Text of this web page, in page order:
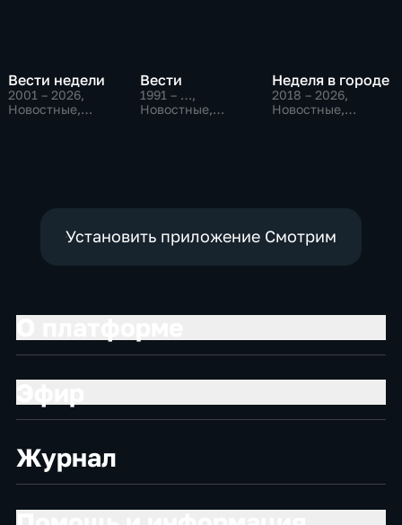
Вести недели
2001 – 2026,
Новостные,
Вести
1991 – …,
Новостные,
Неделя в городе
2018 – 2026,
Новостные,
Установить приложение Смотрим
Журнал